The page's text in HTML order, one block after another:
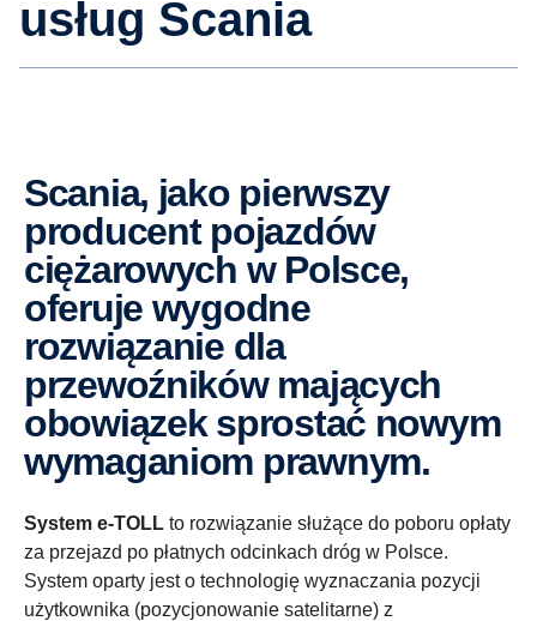
usług Scania
Scania, jako pierwszy
producent pojazdów
ciężarowych w Polsce,
oferuje wygodne
rozwiązanie dla
przewoźników mających
obowiązek sprostać nowym
wymaganiom prawnym.
System e-TOLL to rozwiązanie służące do poboru opłaty
za przejazd po płatnych odcinkach dróg w Polsce.
System oparty jest o technologię wyznaczania pozycji
użytkownika (pozycjonowanie satelitarne) z